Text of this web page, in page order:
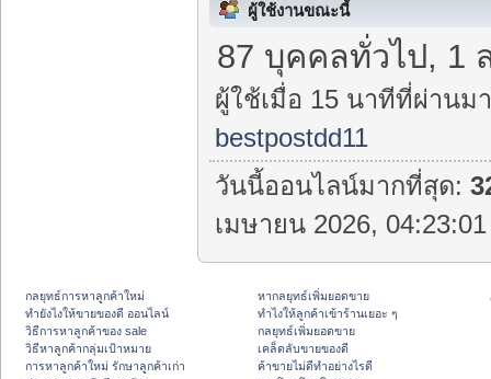
ผู้ใช้งานขณะนี้
87 บุคคลทั่วไป, 1
ผู้ใช้เมื่อ 15 นาทีที่ผ่านม
bestpostdd11
วันนี้ออนไลน์มากที่สุด:
เมษายน 2026,
กลยุทธ์การหาลูกค้าใหม่
ทํายังไงให้ขายของดี ออนไลน์
วิธีการหาลูกค้าของ sale
วิธีหาลูกค้ากลุ่มเป้าหมาย
การหาลูกค้าใหม่ รักษาลูกค้าเก่า
หากลยุทธ์เพิ่มยอดขาย
ทําไงให้ลูกค้าเข้าร้านเยอะ ๆ
กลยุทธ์เพิ่มยอดขาย
เคล็ดลับขายของดี
ค้าขายไม่ดีทำอย่างไรดี